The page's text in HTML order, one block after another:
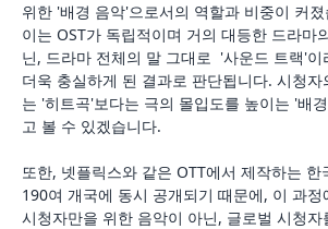
위한 '배경 음악'으로서의 역할과 비중이 커
이는 OST가 독립적이며 거의 대등한 드라마
닌, 드라마 전체의 말 그대로 '사운드 트랙'이
더욱 충실하게 된 결과로 판단됩니다. 시청자
는 '히트곡'보다는 극의 몰입도를 높이는 '배
고 볼 수 있겠습니다.
또한, 넷플릭스와 같은 OTT에서 제작하는 한
190여 개국에 동시 공개되기 때문에, 이 과정
시청자만을 위한 음악이 아닌, 글로벌 시청